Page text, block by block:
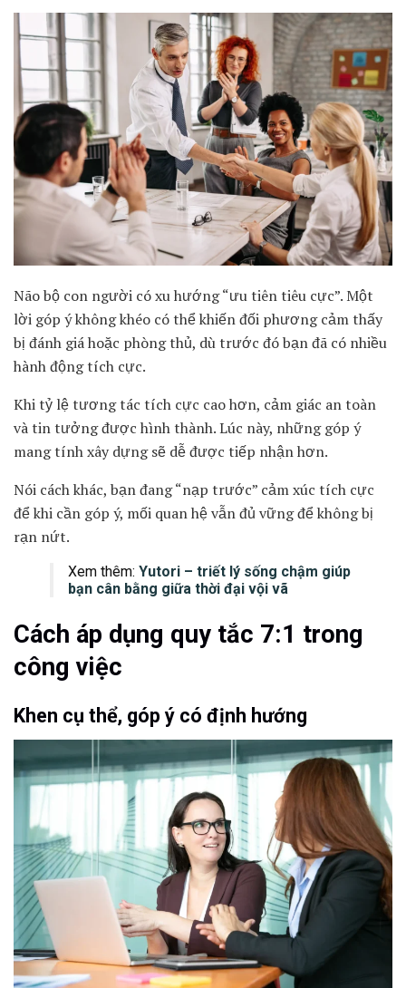
Não bộ con người có xu hướng “ưu tiên tiêu cực”. Một
lời góp ý không khéo có thể khiến đối phương cảm thấy
bị đánh giá hoặc phòng thủ, dù trước đó bạn đã có nhiều
hành động tích cực.
Khi tỷ lệ tương tác tích cực cao hơn, cảm giác an toàn
và tin tưởng được hình thành. Lúc này, những góp ý
mang tính xây dựng sẽ dễ được tiếp nhận hơn.
Nói cách khác, bạn đang “nạp trước” cảm xúc tích cực
để khi cần góp ý, mối quan hệ vẫn đủ vững để không bị
rạn nứt.
Xem thêm: Yutori – triết lý sống chậm giúp
bạn cân bằng giữa thời đại vội vã
Cách áp dụng quy tắc 7:1 trong
công việc
Khen cụ thể, góp ý có định hướng